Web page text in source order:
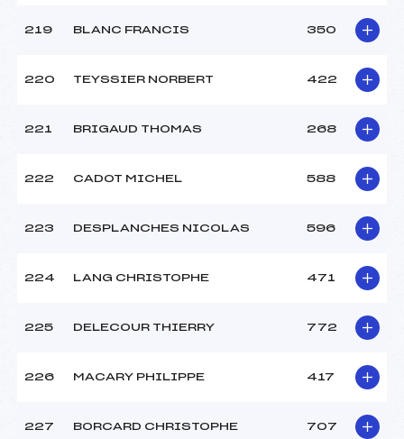
219 BLANC FRANCIS 350
220 TEYSSIER NORBERT 422
221 BRIGAUD THOMAS 268
222 CADOT MICHEL 588
223 DESPLANCHES NICOLAS 596
224 LANG CHRISTOPHE 471
225 DELECOUR THIERRY 772
226 MACARY PHILIPPE 417
227 BORCARD CHRISTOPHE 707